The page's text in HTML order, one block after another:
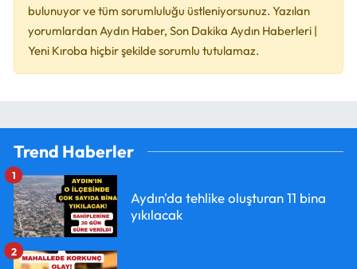
bulunuyor ve tüm sorumluluğu üstleniyorsunuz. Yazılan
yorumlardan Aydın Haber, Son Dakika Aydın Haberleri |
Yeni Kıroba hiçbir şekilde sorumlu tutulamaz.
Trend Haberler
Aydın'da tehlike oluşturan 11 bina
yıkılacak
1
2